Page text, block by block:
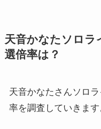
天音かなたソロラ
選倍率は？
天音かなたさんソロ
率を調査していきます